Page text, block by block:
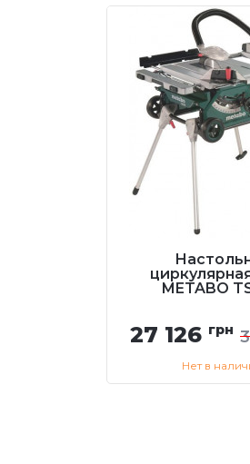
METABO
27 126 грн
Нет в